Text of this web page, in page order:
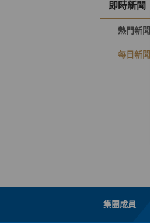
即時新聞
熱門新聞
每日新聞
集團成員